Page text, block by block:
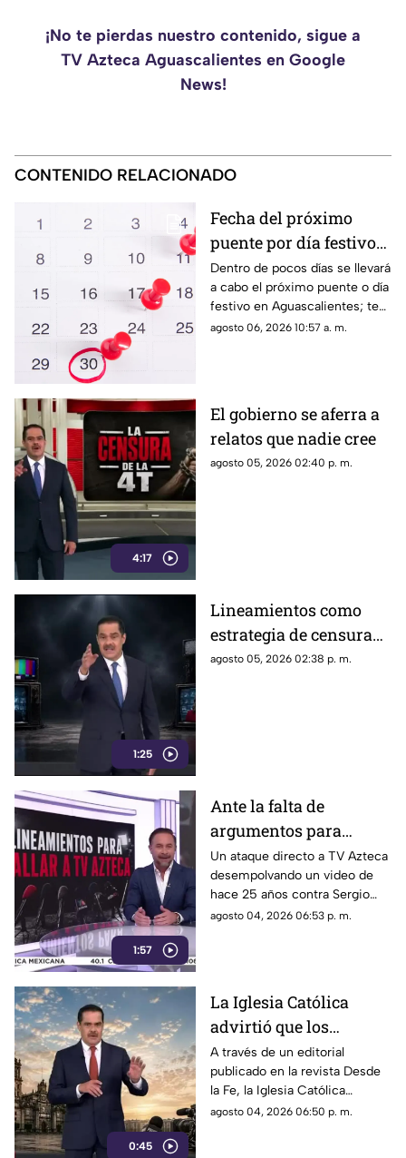
¡No te pierdas nuestro contenido, sigue a
TV Azteca Aguascalientes en Google
News!
CONTENIDO RELACIONADO
Fecha del próximo
puente por día festivo
2026 para trabajadores
y estudiantes en
Aguascalientes
Dentro de pocos días se llevará
a cabo el próximo puente o día
festivo en Aguascalientes; te
contamos la fecha oficial para
agosto 06, 2026 10:57 a. m.
4:17
El gobierno se aferra a
relatos que nadie cree
agosto 05, 2026 02:40 p. m.
1:25
Lineamientos como
estrategia de censura
contra los ciudadanos
agosto 05, 2026 02:38 p. m.
1:57
Ante la falta de
argumentos para
justificar lineamientos
diseñados para
censurar, el Gobierno
recurrió a la
Un ataque directo a TV Azteca
desempolvando un video de
hace 25 años contra Sergio
Sarmiento. No es una disputa
agosto 04, 2026 06:53 p. m.
0:45
La Iglesia Católica
advirtió que los
lineamientos para la
defensa de las
audiencias podrían
convertirse en un
A través de un editorial
publicado en la revista Desde
la Fe, la Iglesia Católica
advirtió que los lineamientos
agosto 04, 2026 06:50 p. m.